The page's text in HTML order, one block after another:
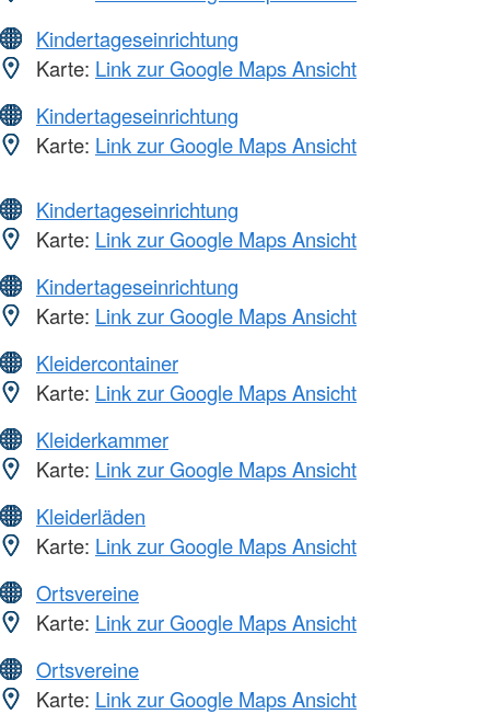
Kindertageseinrichtung
Karte: Link zur Google Maps Ansicht
Kindertageseinrichtung
Karte: Link zur Google Maps Ansicht
Kindertageseinrichtung
Karte: Link zur Google Maps Ansicht
Kindertageseinrichtung
Karte: Link zur Google Maps Ansicht
Kleidercontainer
Karte: Link zur Google Maps Ansicht
Kleiderkammer
Karte: Link zur Google Maps Ansicht
Kleiderläden
Karte: Link zur Google Maps Ansicht
Ortsvereine
Karte: Link zur Google Maps Ansicht
Ortsvereine
Karte: Link zur Google Maps Ansicht